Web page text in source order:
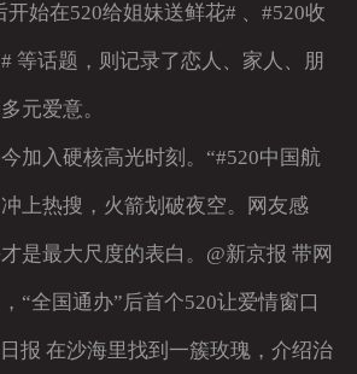
开始在520给姐妹送鲜花# 、#520收
等话题，则记录了恋人、家人、朋
元爱意。
入硬核高光时刻。“#520中国航
上热搜，火箭划破夜空。网友感
是最大尺度的表白。@新京报 带网
“全国通办”后首个520让爱情窗口
报 在沙海里找到一簇玫瑰，介绍治